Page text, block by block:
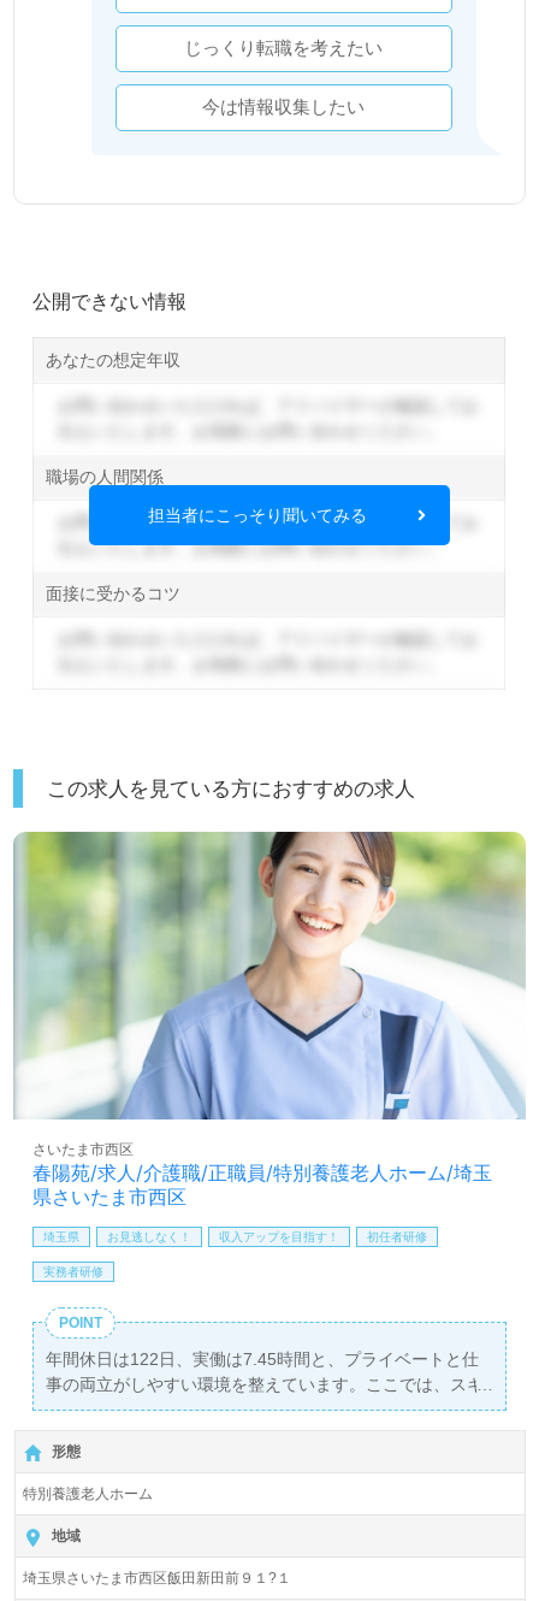
じっくり転職を考えたい
今は情報収集したい
公開できない情報
あなたの想定年収
職場の人間関係
お問い合わせいただければ、アドバイザーが確認してお
伝えいたします。お気軽にお問い合わせください。
面接に受かるコツ
担当者にこっそり聞いてみる
この求人を見ている方におすすめの求人
春陽苑/求人/介護職/正職員/特別養護老人ホーム/埼玉
県さいたま市西区
さいたま市西区
埼玉県 お見逃しなく！ 収入アップを目指す！ 初任者研修
実務者研修
POINT
年間休日は122日、実働は7.45時間と、プライベートと仕
事の両立がしやすい環境を整えています。ここでは、スキ
ルだけでなく心も磨ける充実した研修プランが用意されて
おり、介護職としての専門性を高めるとともに、心豊かな
サービスを提供する力を育成します。『トータル・ケアリ
ング・ステーション』を目指し、利用者との深い信頼関係
を築くことができる職場です。
月給は230,000円から259,766円で、年2回の賞与も支給さ
れるため、安定した収入を得ることができます。また、通
形態
特別養護老人ホーム
地域
埼玉県さいたま市西区飯田新田前９１?１